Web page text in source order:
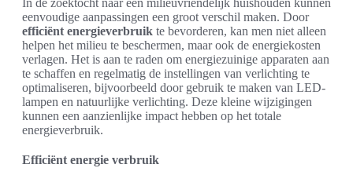
In de zoektocht naar een milieuvriendelijk huishouden kunnen
eenvoudige aanpassingen een groot verschil maken. Door
efficiënt energieverbruik te bevorderen, kan men niet alleen
helpen het milieu te beschermen, maar ook de energiekosten
verlagen. Het is aan te raden om energiezuinige apparaten aan
te schaffen en regelmatig de instellingen van verlichting te
optimaliseren, bijvoorbeeld door gebruik te maken van LED-
lampen en natuurlijke verlichting. Deze kleine wijzigingen
kunnen een aanzienlijke impact hebben op het totale
energieverbruik.
Efficiënt energie verbruik